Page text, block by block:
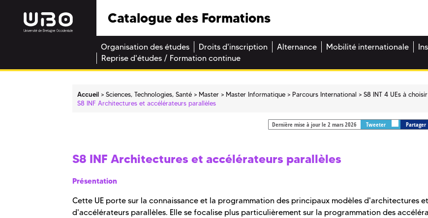
Catalogue des Formations
Organisation des études Droits d'inscription Alternance Mobilité internationale
Reprise d'études / Formation continue
Accueil Sciences, Technologies, Santé Master Master Informatique Parcours International
S8 INT 4 UEs à
S8 INF Architectures et accélérateurs parallèles
Dernière mise à jour le 2 mars 2026 Tweeter Partager
S8 INF Architectures et accélérateurs parallèles
Présentation
Cette UE porte sur la connaissance et la programmation des principaux modèles d'architectures et
d'accélérateurs parallèles. Elle se focalise plus particulièrement sur la programmation des